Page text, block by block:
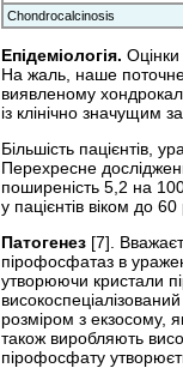
Chondrocalcinosis
Епідеміологія.
На жаль, наше поточне
виявленому
із клінічно значущим
Більшість пацієнтів,
Перехресне
поширеність 5,2 на
у пацієнтів віком до 60
Патогенез [7].
пірофосфатаз в
утворюючи кристали
розміром з екзосому,
також виробляють
пірофосфату